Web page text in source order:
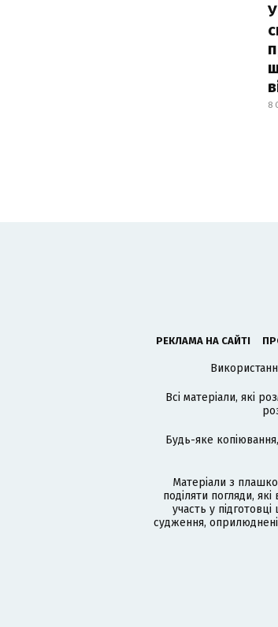
8
РЕКЛАМА НА САЙТІ
Всі матеріали, які
Будь-яке
Матеріали з
поділяти погляди,
участь у
судження, оприлюднені